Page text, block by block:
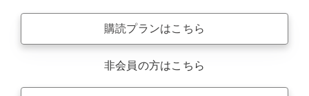
購読プランはこちら
非会員の方はこちら